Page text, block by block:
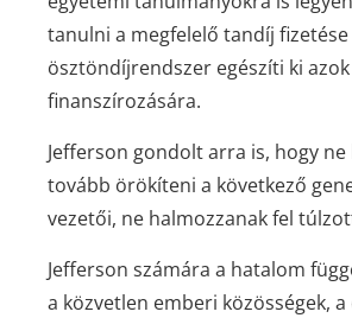
tanulni a megfelelő tandíj
ösztöndíjrendszer egészíti ki
finanszírozására.
Jefferson gondolt arra is, hogy
tovább örökíteni a következő
vezetői, ne halmozzanak fel
Jefferson számára a hatalom
a közvetlen emberi közösségek,